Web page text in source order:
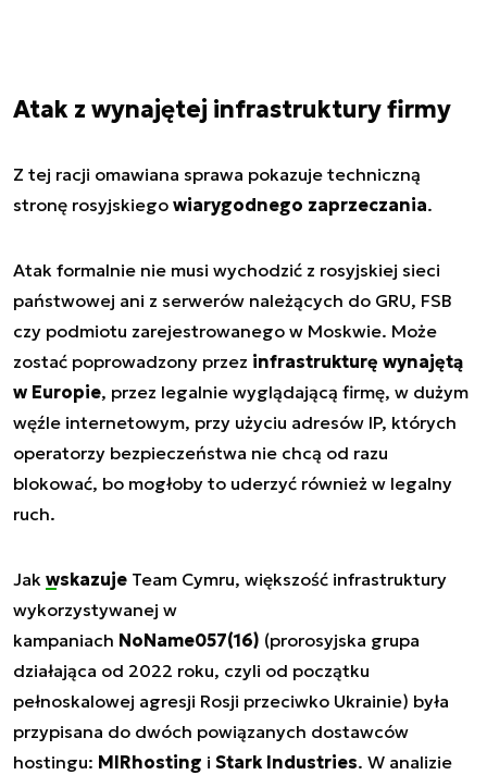
Atak z wynajętej infrastruktury firmy
Z tej racji omawiana sprawa pokazuje techniczną
stronę rosyjskiego wiarygodnego zaprzeczania.
Atak formalnie nie musi wychodzić z rosyjskiej sieci
państwowej ani z serwerów należących do GRU, FSB
czy podmiotu zarejestrowanego w Moskwie. Może
zostać poprowadzony przez infrastrukturę wynajętą
w Europie, przez legalnie wyglądającą firmę, w dużym
węźle internetowym, przy użyciu adresów IP, których
operatorzy bezpieczeństwa nie chcą od razu
blokować, bo mogłoby to uderzyć również w legalny
ruch.
Jak wskazuje Team Cymru, większość infrastruktury
wykorzystywanej w
kampaniach NoName057(16) (prorosyjska grupa
działająca od 2022 roku, czyli od początku
pełnoskalowej agresji Rosji przeciwko Ukrainie) była
przypisana do dwóch powiązanych dostawców
hostingu: MIRhosting i Stark Industries. W analizie